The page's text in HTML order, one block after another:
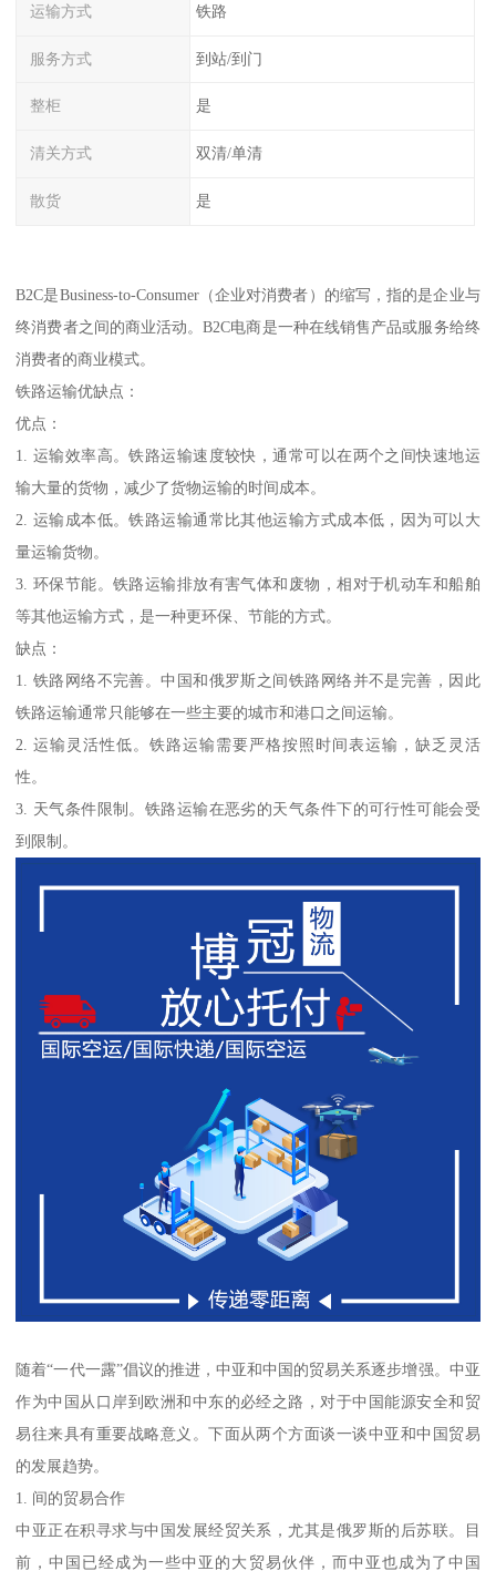
运输方式 铁路
服务方式 到站/到门
整柜 是
清关方式 双清/单清
散货 是
B2C是Business-to-Consumer（企业对消费者）的缩写，指的是企业与
终消费者之间的商业活动。B2C电商是一种在线销售产品或服务给终
消费者的商业模式。
铁路运输优缺点：
优点：
1. 运输效率高。铁路运输速度较快，通常可以在两个之间快速地运
输大量的货物，减少了货物运输的时间成本。
2. 运输成本低。铁路运输通常比其他运输方式成本低，因为可以大
量运输货物。
3. 环保节能。铁路运输排放有害气体和废物，相对于机动车和船舶
等其他运输方式，是一种更环保、节能的方式。
缺点：
1. 铁路网络不完善。中国和俄罗斯之间铁路网络并不是完善，因此
铁路运输通常只能够在一些主要的城市和港口之间运输。
2. 运输灵活性低。铁路运输需要严格按照时间表运输，缺乏灵活
性。
3. 天气条件限制。铁路运输在恶劣的天气条件下的可行性可能会受
到限制。
随着“一代一露”倡议的推进，中亚和中国的贸易关系逐步增强。中亚
作为中国从口岸到欧洲和中东的必经之路，对于中国能源安全和贸
易往来具有重要战略意义。下面从两个方面谈一谈中亚和中国贸易
的发展趋势。
1. 间的贸易合作
中亚正在积寻求与中国发展经贸关系，尤其是俄罗斯的后苏联。目
前，中国已经成为一些中亚的大贸易伙伴，而中亚也成为了中国